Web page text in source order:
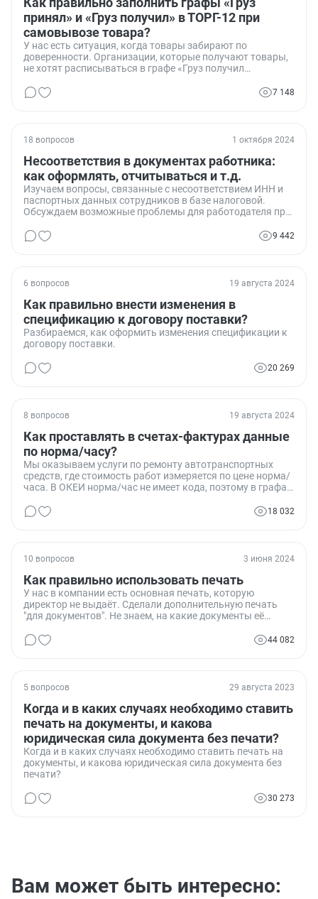
принял» и «Груз получил» в ТОРГ-12 при
самовывозе товара?
У нас есть ситуация, когда товары забирают по
доверенности. Организации, которые получают товары,
не хотят расписываться в графе «Груз получил
их кладовщик на складе. Мы считаем, что если у них есть
доверенность на получение товаров, они и являются
7 148
18 вопросов 1 октября 2024
Несоответствия в документах работника:
как оформлять, отчитываться и т.д.
Изучаем вопросы, связанные с несоответствием ИНН и
паспортных данных сотрудников в базе налоговой.
Обсуждаем возможные проблемы для работодателя при
9 442
6 вопросов 19 августа 2024
Как правильно внести изменения в
спецификацию к договору поставки?
Разбираемся, как оформить изменения спецификации к
договору поставки.
20 269
8 вопросов 19 августа 2024
Как проставлять в счетах-фактурах данные
по норма/часу?
Мы оказываем услуги по ремонту автотранспортных
средств, где стоимость работ измеряется по цене норма/
часа. В ОКЕИ норма/час не имеет кода, поэтому в графах
Один из наших контрагентов требует изменить данные в
графах 3 и 4 счетов-фактур, сославшись на
18 032
10 вопросов 3 июня 2024
Как правильно использовать печать
У нас в компании есть основная печать, которую
директор не выдаёт. Сделали дополнительную печать
"для документов". Не знаем, на какие документы её
указывал, где можно и нельзя использовать эту печать.
44 082
5 вопросов 29 августа 2023
Когда и в каких случаях необходимо ставить
печать на документы, и какова
юридическая сила документа без печати?
Когда и в каких случаях необходимо ставить печать на
документы, и какова юридическая сила документа без
печати?
30 273
Вам может быть интересно: